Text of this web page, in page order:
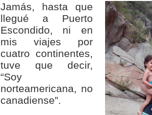
Jamás, hasta que
llegué a Puerto
Escondido, ni en
mis viajes por
cuatro continentes,
tuve que decir,
“Soy
norteamericana, no
canadiense”.